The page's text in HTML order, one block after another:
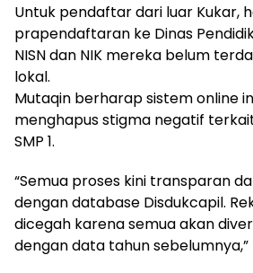
Untuk pendaftar dari luar Kukar,
prapendaftaran ke Dinas
NISN dan NIK mereka belum
lokal.
Mutaqin berharap sistem online
menghapus stigma negatif
SMP 1.
“Semua proses kini transparan
dengan database Disdukcapil.
dicegah karena semua akan
dengan data tahun sebelumnya,”